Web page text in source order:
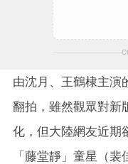
由沈月、王鶴棣主演
翻拍，雖然觀眾對新
化，但大陸網友近期
「藤堂靜」童星（